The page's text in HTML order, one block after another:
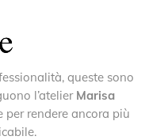
queste sono
l’atelier Marisa
per rendere ancora più